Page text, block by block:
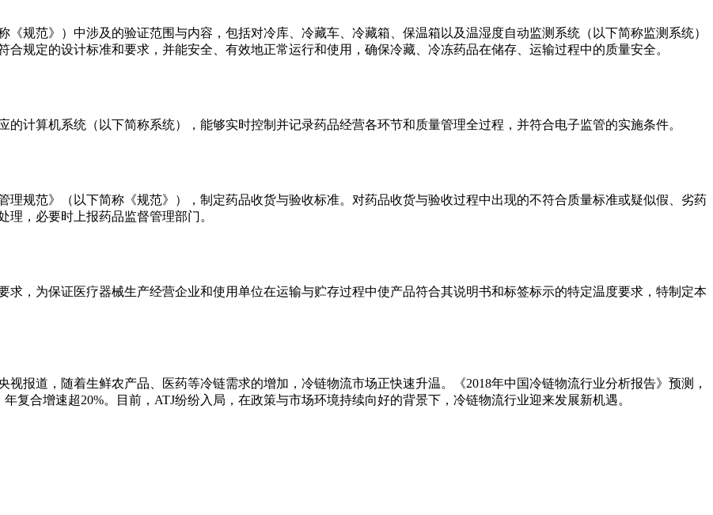
范》）中涉及的验证范围与内容，包括对冷库、冷藏车、冷藏箱、保温箱以及温湿度自动监测系统（以下简称监测系统）
规定的设计标准和要求，并能安全、有效地正常运行和使用，确保冷藏、冷冻药品在储存、运输过程中的质量安全。
算机系统（以下简称系统），能够实时控制并记录药品经营各环节和质量管理全过程，并符合电子监管的实施条件。
范》（以下简称《规范》），制定药品收货与验收标准。对药品收货与验收过程中出现的不符合质量标准或疑似假、劣药
，必要时上报药品监督管理部门。
，为保证医疗器械生产经营企业和使用单位在运输与贮存过程中使产品符合其说明书和标签标示的特定温度要求，特制定本
报道，随着生鲜农产品、医药等冷链需求的增加，冷链物流市场正快速升温。《2018年中国冷链物流行业分析报告》预测，
复合增速超20%。目前，ATJ纷纷入局，在政策与市场环境持续向好的背景下，冷链物流行业迎来发展新机遇。